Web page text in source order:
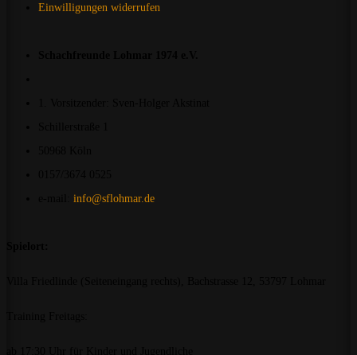
Einwilligungen widerrufen
info@sflohmar.de